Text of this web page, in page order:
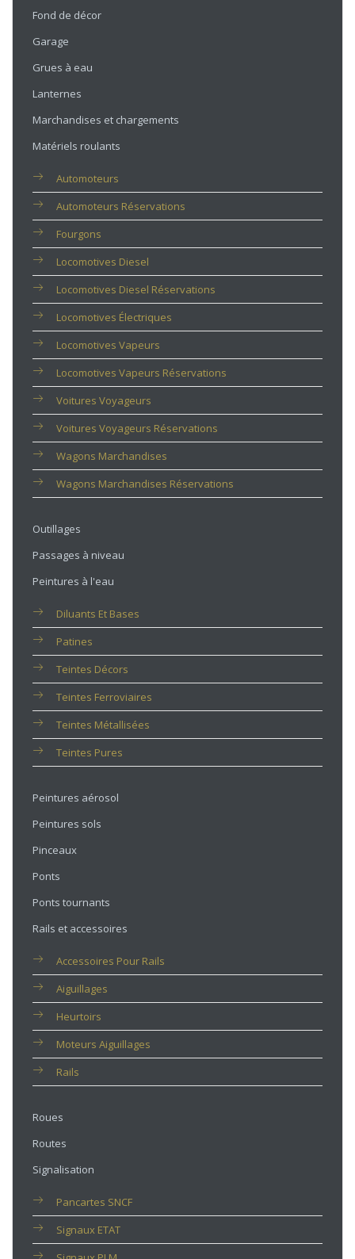
Fond de décor
Garage
Grues à eau
Lanternes
Marchandises et chargements
Matériels roulants
Automoteurs
Automoteurs Réservations
Fourgons
Locomotives Diesel
Locomotives Diesel Réservations
Locomotives Électriques
Locomotives Vapeurs
Locomotives Vapeurs Réservations
Voitures Voyageurs
Voitures Voyageurs Réservations
Wagons Marchandises
Wagons Marchandises Réservations
Outillages
Passages à niveau
Peintures à l'eau
Diluants Et Bases
Patines
Teintes Décors
Teintes Ferroviaires
Teintes Métallisées
Teintes Pures
Peintures aérosol
Peintures sols
Pinceaux
Ponts
Ponts tournants
Rails et accessoires
Accessoires Pour Rails
Aiguillages
Heurtoirs
Moteurs Aiguillages
Rails
Roues
Routes
Signalisation
Pancartes SNCF
Signaux ETAT